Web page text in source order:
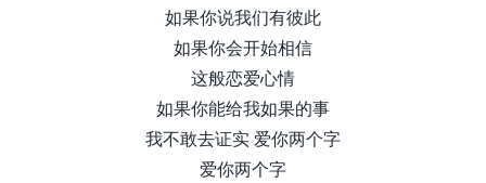
如果你说我们有彼此
如果你会开始相信
这般恋爱心情
如果你能给我如果的事
我不敢去证实 爱你两个字
爱你两个字